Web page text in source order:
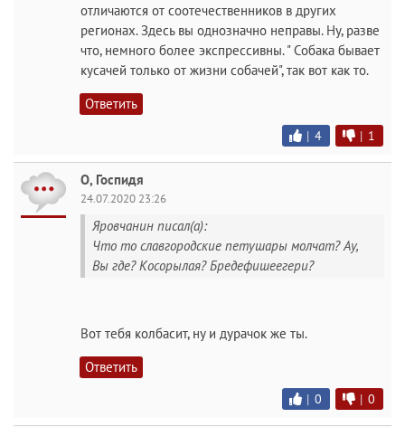
отличаются от соотечественников в других
регионах. Здесь вы однозначно неправы. Ну, разве
что, немного более экспрессивны. " Собака бывает
кусачей только от жизни собачей", так вот как то.
Ответить
| 4 | 1
О, Госпидя
24.07.2020 23:26
Яровчанин писал(а):
Что то славгородские петушары молчат? Ау,
Вы где? Косорылая? Бредефишеегери?
Вот тебя колбасит, ну и дурачок же ты.
Ответить
| 0 | 0